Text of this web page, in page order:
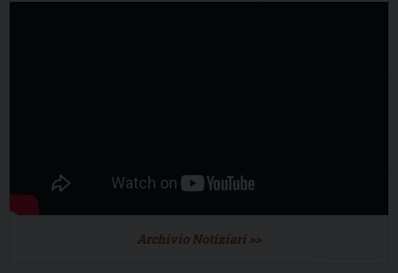
Archivio Notiziari >>